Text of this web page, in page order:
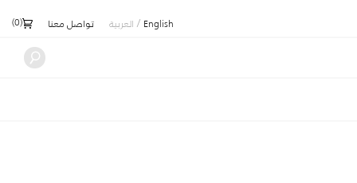
English
/ العربية تواصل معنا (
0
)